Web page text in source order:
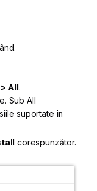
All.
Sub All
suportate în
corespunzător.